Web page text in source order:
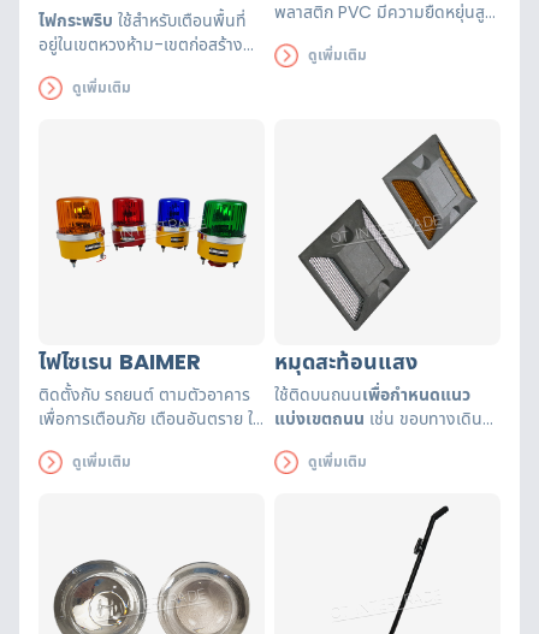
ไฟกระพริบ ใช้สำหรับเตือนพื้นที่
อยู่ในเขตหวงห้าม-เขตก่อสร้าง
ดูเพิ่มเติม
พลาสติก PVC มีความยืดหยุ่นสูง
รถยนต์ ไม่เสียหาย ทนทานต่อแรง
ดูเพิ่มเติม
ไฟไซเรน BAIMER
ติดตั้งกับ รถยนต์ ตามตัวอาคาร
เพื่อการเตือนภัย เตือนอันตราย ใน
จราจรดูเพิ่มเติม
หมุดสะท้อนแสง
ใช้ติดบนถนนเพื่อกำหนดแนว
แบ่งเขตถนน เช่น ขอบทางเดิน
ดูเพิ่มเติม